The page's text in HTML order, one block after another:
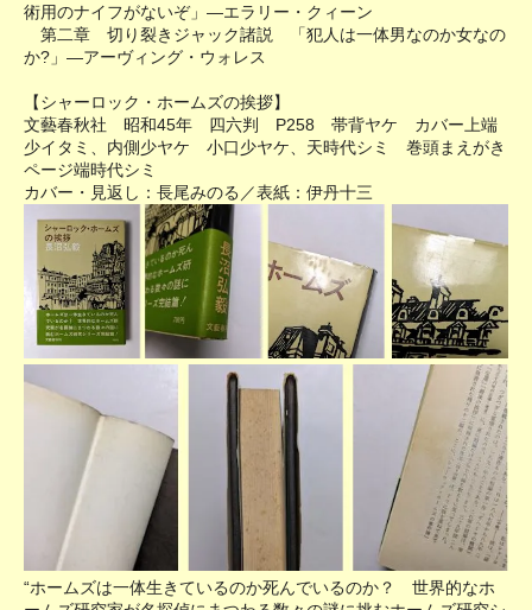
術用のナイフがないぞ」―エラリー・クィーン
第二章 切り裂きジャック諸説 「犯人は一体男なのか女なの
か?」―アーヴィング・ウォレス
【シャーロック・ホームズの挨拶】
文藝春秋社 昭和45年 四六判 P258 帯背ヤケ カバー上端
少イタミ、内側少ヤケ 小口少ヤケ、天時代シミ 巻頭まえがき
ページ端時代シミ
カバー・見返し：長尾みのる／表紙：伊丹十三
“ホームズは一体生きているのか死んでいるのか？ 世界的なホ